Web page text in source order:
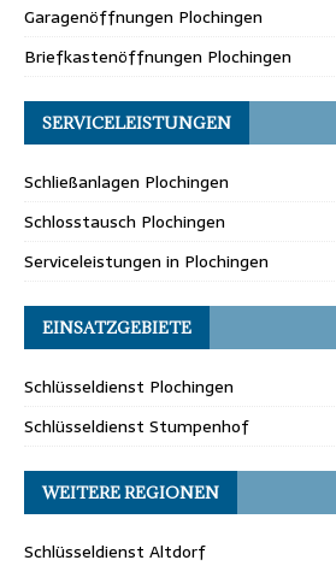
Garagenöffnungen Plochingen
Briefkastenöffnungen Plochingen
SERVICELEISTUNGEN
Schließanlagen Plochingen
Schlosstausch Plochingen
Serviceleistungen in Plochingen
EINSATZGEBIETE
Schlüsseldienst Plochingen
Schlüsseldienst Stumpenhof
WEITERE REGIONEN
Schlüsseldienst Altdorf